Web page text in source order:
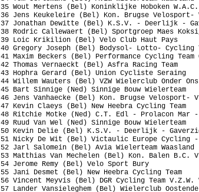
35 Wout Mertens (Bel) Koninklijke Hoboken
36 Jens Keukeleire (Bel) Kon. Brugse
37 Jonathan Dewitte (Bel) K.S.V. - Deerlijk -
38 Rodric Callewaert (Bel) Sportgroep Maes
39 Loic Krikilion (Bel) Velo Club Haut Pays
40 Gregory Joseph (Bel) Bodysol- Lotto- Cycling
41 Maxim Beckers (Bel) Performance Cycling Team
42 Thomas Vernaeckt (Bel) Asfra Racing
43 Hophra Gerard (Bel) Union Cycliste Seraing
44 Willem Wauters (Bel) VZW Wielerclub Onder
45 Bart Sinnige (Ned) Sinnige Bouw Wielerteam
46 Jens Vanhaecke (Bel) Kon. Brugse Velosport-
47 Kevin Claeys (Bel) New Heebra Cycling
48 Ritchie Motke (Ned) C.T. Edl - Prolacon Mar
49 Ruud Van Wel (Ned) Sinnige Bouw Wielerteam
50 Kevin Delie (Bel) K.S.V. - Deerlijk -
51 Nicky De Wit (Bel) Victaulic Europe Cycling -
52 Jarl Salomein (Bel) Avia Wielerteam Waasland
53 Matthias Van Mechelen (Bel) Kon. Balen B.C.
54 Jerome Remy (Bel) Velo Sport Bury
55 Jani Desmet (Bel) New Heebra Cycling Team
56 Vincent Meyvis (Bel) DGR Cycling Team V.Z.W.
57 Lander Vansieleghem (Bel) Wielerclub Oostende